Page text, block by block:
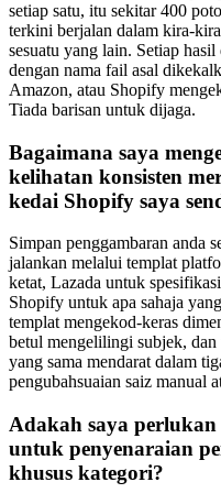
setiap satu, itu sekitar 400
terkini berjalan dalam kira-
sesuatu yang lain. Setiap
dengan nama fail asal
Amazon, atau Shopify
Tiada barisan untuk dijaga.
Bagaimana saya
kelihatan konsisten
kedai Shopify saya
Simpan penggambaran anda
jalankan melalui templat
ketat, Lazada untuk
Shopify untuk apa sahaja
templat mengekod-keras
betul mengelilingi subjek,
yang sama mendarat dalam
pengubahsuaian saiz manual
Adakah saya
untuk penyenaraian
khusus kategori?